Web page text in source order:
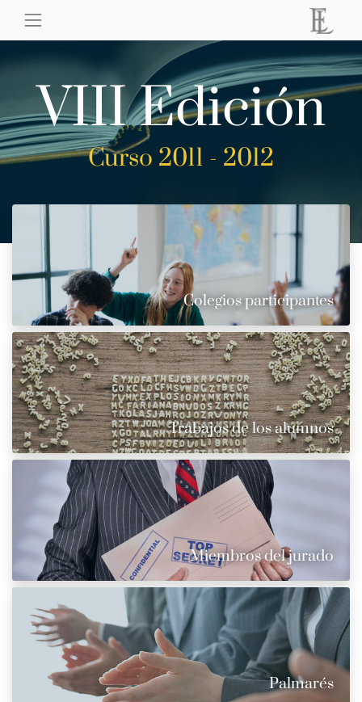
VIII Edición
Curso 2011 - 2012
Colegios participantes
Trabajos de los alumnos
Miembros del jurado
Palmarés